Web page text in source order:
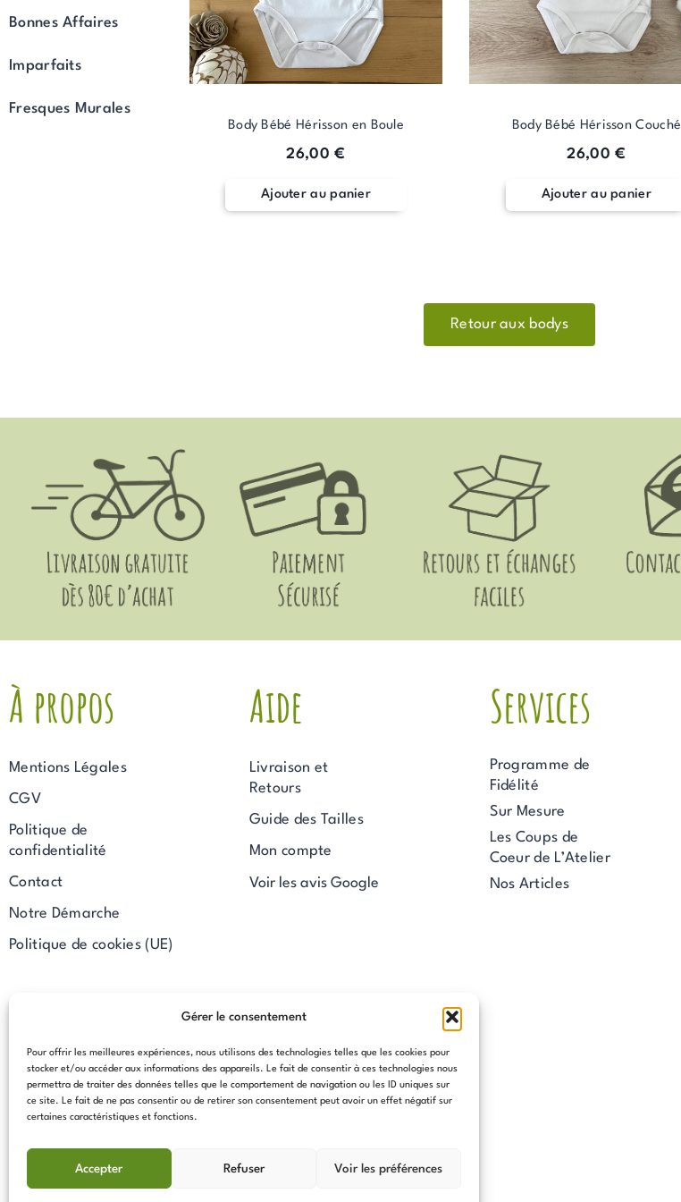
Gérer le consentement
Pour offrir les meilleures expériences, nous utilisons des technologies telles que les cookies pour
stocker et/ou accéder aux informations des appareils. Le fait de consentir à ces technologies nous
permettra de traiter des données telles que le comportement de navigation ou les ID uniques sur
ce site. Le fait de ne pas consentir ou de retirer son consentement peut avoir un effet négatif sur
certaines caractéristiques et fonctions.
Accepter Refuser Voir les préférences
Bonnes Affaires
Imparfaits
Fresques Murales
Body Bébé Hérisson en Boule
26,00€
Ajouter au panier
Body Bébé Hérisson Couché
26,00€
Ajouter au panier
Retour aux bodys
À propos
Mentions Légales
CGV
Politique de
confidentialité
Contact
Notre Démarche
Politique de cookies (UE)
Aide
Livraison et
Retours
Guide des Tailles
Mon compte
Voir les avis Google
Services
Programme de
Fidélité
Sur Mesure
Les Coups de
Coeur de L’Atelier
Nos Articles